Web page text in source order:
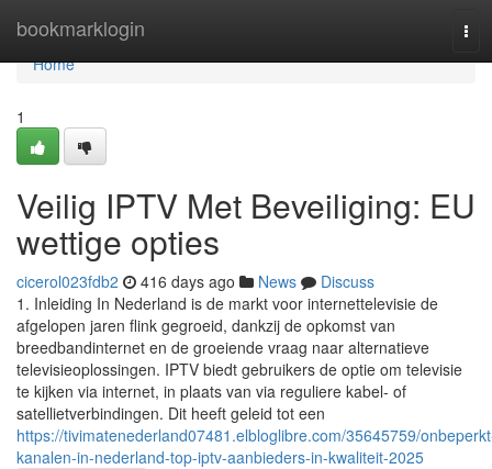
bookmarklogin
Home
Home
1
Veilig IPTV Met Beveiliging: EU
wettige opties
cicerol023fdb2 416 days ago News
Discuss
1. Inleiding In Nederland is de markt voor internettelevisie de
afgelopen jaren flink gegroeid, dankzij de opkomst van
breedbandinternet en de groeiende vraag naar alternatieve
televisieoplossingen. IPTV biedt gebruikers de optie om televisie
te kijken via internet, in plaats van via reguliere kabel- of
satellietverbindingen. Dit heeft geleid tot een
https://tivimatenederland07481.elbloglibre.com/35645759/
kanalen-in-nederland-top-iptv-aanbieders-in-kwaliteit-2025